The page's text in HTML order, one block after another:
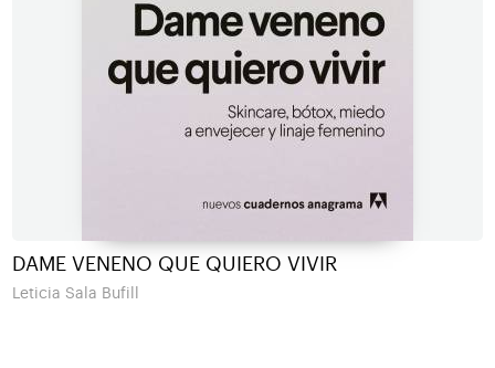
DAME VENENO QUE QUIERO VIVIR
Leticia Sala Bufill